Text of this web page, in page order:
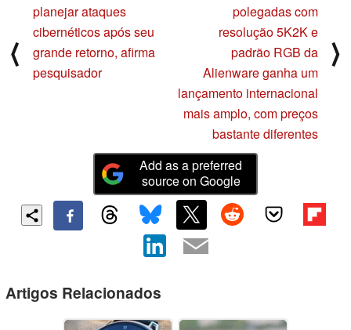
⟨
planejar ataques
cibernéticos após seu
grande retorno, afirma
pesquisador
polegadas com
resolução 5K2K e
padrão RGB da
Alienware ganha um
lançamento internacional
mais amplo, com preços
bastante diferentes
⟩
Add as a preferred
source on Google
Artigos Relacionados